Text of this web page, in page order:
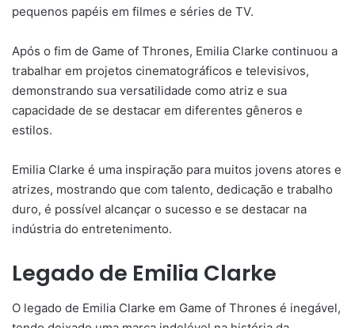
pequenos papéis em filmes e séries de TV.
Após o fim de Game of Thrones, Emilia Clarke continuou a
trabalhar em projetos cinematográficos e televisivos,
demonstrando sua versatilidade como atriz e sua
capacidade de se destacar em diferentes gêneros e
estilos.
Emilia Clarke é uma inspiração para muitos jovens atores e
atrizes, mostrando que com talento, dedicação e trabalho
duro, é possível alcançar o sucesso e se destacar na
indústria do entretenimento.
Legado de Emilia Clarke
O legado de Emilia Clarke em Game of Thrones é inegável,